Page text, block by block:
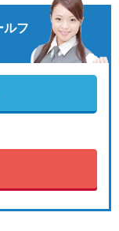
ルフ